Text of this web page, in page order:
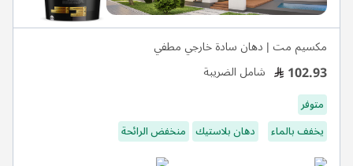
مكسيم مت | دهان سادة خارجي مطفي
102.93 شامل الضريبة
متوفر
يخفف بالماء
دهان بلاستيك منخفض الرائحة